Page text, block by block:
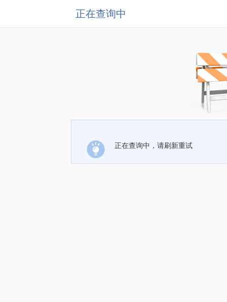
正在查询中
正在查询中，请刷新重试